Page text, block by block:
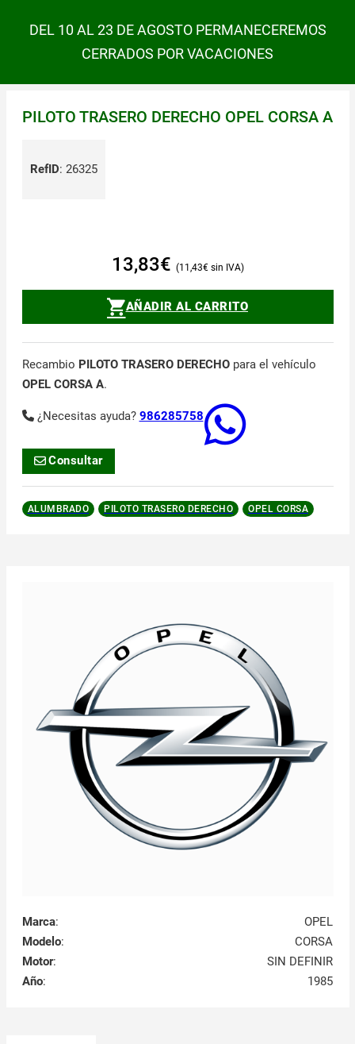
DEL 10 AL 23 DE AGOSTO PERMANECEREMOS
CERRADOS POR VACACIONES
PILOTO TRASERO DERECHO OPEL CORSA A
RefID: 26325
13,83€ 11,43€
AÑADIR AL CARRITO
Recambio PILOTO TRASERO DERECHOpara el vehículo
OPEL CORSA A.
¿Necesitas ayuda? 986285758
Consultar
ALUMBRADO PILOTO TRASERO DERECHO OPEL CORSA
Marca:
OPEL
Modelo:
CORSA
Motor:
SIN DEFINIR
Año: 1985